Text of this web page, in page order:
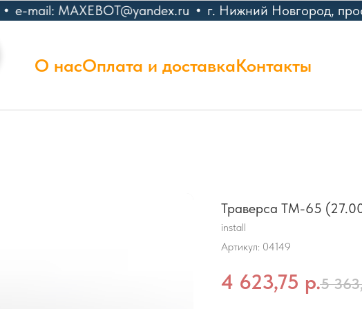
e-mail: MAXEBOT@yandex.ru г. Нижний Новгород,
О насОплата и доставкаКонтакты
Траверса ТМ-65
install
Артикул: 04149
4 623,75 р.5